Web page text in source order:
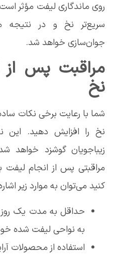
روی ماندگاری لیفت مؤثر
سریع‌تر نخ و در نتیجه
جوان‌سازی خواهد شد.
مراقبت پس
نخ
شما با رعایت برخی نکات
نخ را افزایش دهید. این
زیباجویان گوشزد خواهد
مراقبتی پس از انجام لیفت
کنید می‌توان به موارد زیر
حداقل به مدت یک روز
به نواحی لیفت شده
استفاده از محصولات